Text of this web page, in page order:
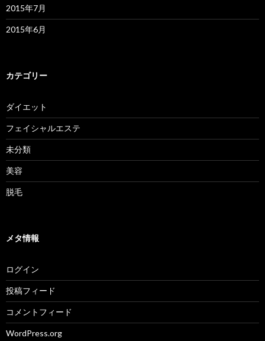
2015年7月
2015年6月
カテゴリー
ダイエット
フェイシャルエステ
未分類
美容
脱毛
メタ情報
ログイン
投稿フィード
コメントフィード
WordPress.org